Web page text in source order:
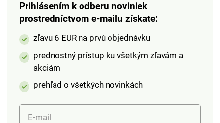
Prihlásením k odberu noviniek
prostredníctvom e-mailu získate:
zľavu 6 EUR na prvú objednávku
prednostný prístup ku všetkým zľavám a
akciám
prehľad o všetkých novinkách
E-mail